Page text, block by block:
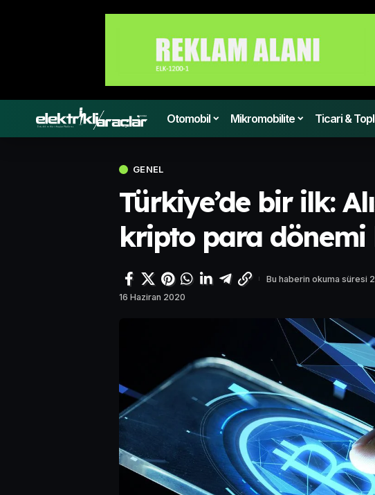
Otomobil Mikromobilite Ticari &
GENEL
Türkiye’de bir ilk:
kripto para dönemi
16 Haziran 2020
Bu haberin okuma süresi 2